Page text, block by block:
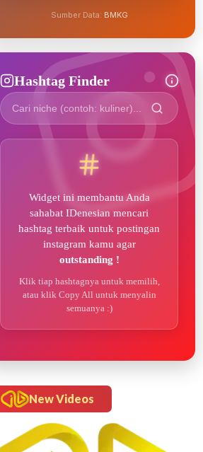
Sumber Data: BMKG
Hashtag Finder
Widget ini membantu Anda
sahabat IDenesian mencari
hashtag terbaik untuk postingan
instagram kamu agar
outstanding !
Klik tiap hashtagnya untuk memilih,
atau klik Copy All untuk menyalin
semuanya :)
New Videos